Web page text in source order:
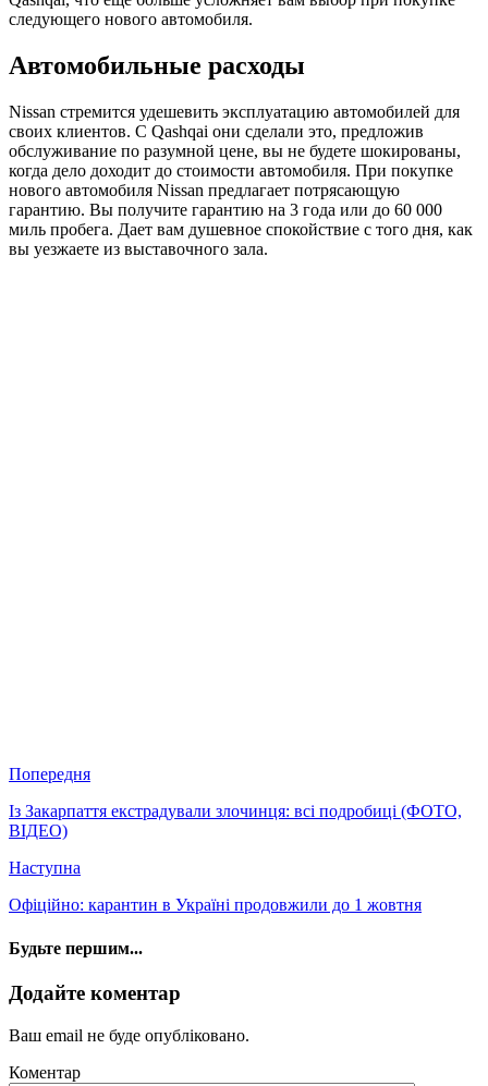
следующего нового автомобиля.
Автомобильные расходы
Nissan стремится удешевить эксплуатацию автомобилей для
своих клиентов. С Qashqai они сделали это, предложив
обслуживание по разумной цене, вы не будете шокированы,
когда дело доходит до стоимости автомобиля. При покупке
нового автомобиля Nissan предлагает потрясающую
гарантию. Вы получите гарантию на 3 года или до 60 000
миль пробега. Дает вам душевное спокойствие с того дня, как
вы уезжаете из выставочного зала.
Попередня
Із Закарпаття екстрадували злочинця: всі подробиці (ФОТО,
ВІДЕО)
Наступна
Офіційно: карантин в Україні продовжили до 1 жовтня
Будьте першим...
Додайте коментар
Ваш email не буде опубліковано.
Коментар